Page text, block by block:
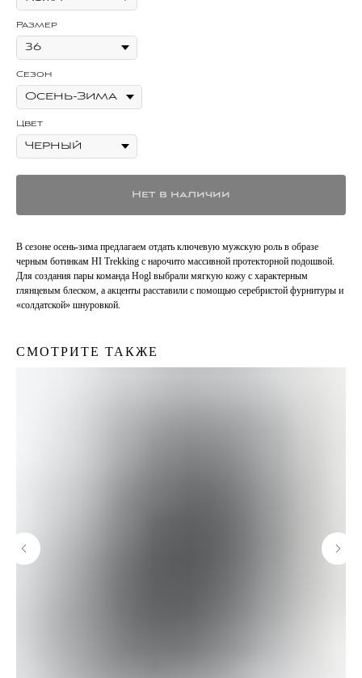
Размер
Сезон
Цвет
Нет в наличии
В сезоне осень-зима предлагаем отдать ключевую мужскую роль в образе
черным ботинкам HI Trekking с нарочито массивной протекторной подошвой.
Для создания пары команда Hogl выбрали мягкую кожу с характерным
глянцевым блеском, а акценты расставили с помощью серебристой фурнитуры и
«солдатской» шнуровкой.
СМОТРИТЕ ТАКЖЕ